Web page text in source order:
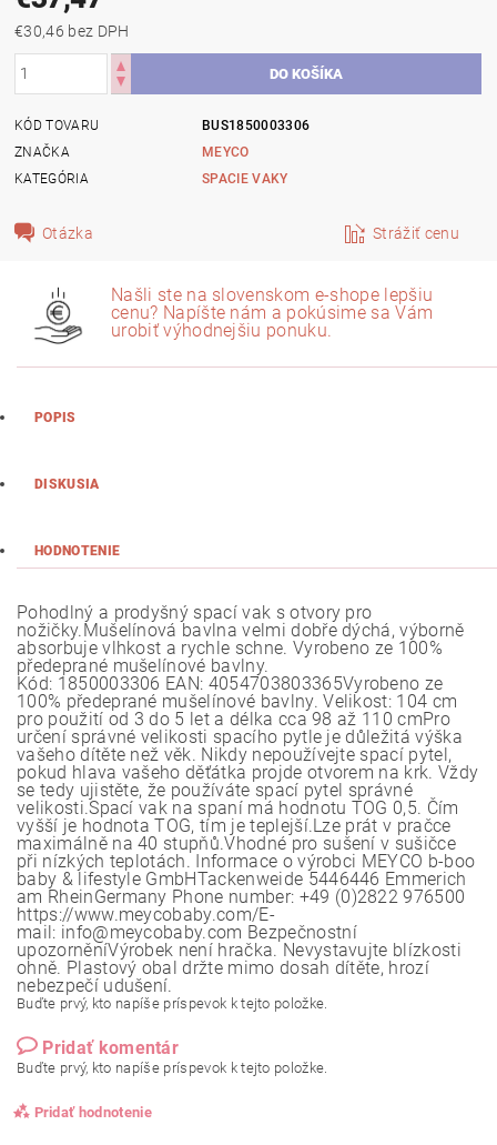
€30,46 bez DPH
KÓD TOVARU
BUS1850003306
ZNAČKA
MEYCO
KATEGÓRIA
SPACIE VAKY
Otázka Strážiť cenu
Našli ste na slovenskom e-shope lepšiu
cenu? Napíšte nám a pokúsime sa Vám
urobiť výhodnejšiu ponuku.
POPIS
DISKUSIA
HODNOTENIE
Pohodlný a prodyšný spací vak s otvory pro
nožičky.Mušelínová bavlna velmi dobře dýchá, výborně
absorbuje vlhkost a rychle schne. Vyrobeno ze 100%
předeprané mušelínové bavlny.
Kód: 1850003306 EAN: 4054703803365Vyrobeno ze
100% předeprané mušelínové bavlny. Velikost: 104 cm
pro použití od 3 do 5 let a délka cca 98 až 110 cmPro
určení správné velikosti spacího pytle je důležitá výška
vašeho dítěte než věk. Nikdy nepoužívejte spací pytel,
pokud hlava vašeho děťátka projde otvorem na krk. Vždy
se tedy ujistěte, že používáte spací pytel správné
velikosti.Spací vak na spaní má hodnotu TOG 0,5. Čím
vyšší je hodnota TOG, tím je teplejší.Lze prát v pračce
maximálně na 40 stupňů.Vhodné pro sušení v sušičce
při nízkých teplotách. Informace o výrobci MEYCO b-boo
baby & lifestyle GmbHTackenweide 5446446 Emmerich
am RheinGermany Phone number: +49 (0)2822 976500
https://www.meycobaby.com/E-
mail: info@meycobaby.com Bezpečnostní
upozorněníVýrobek není hračka. Nevystavujte blízkosti
ohně. Plastový obal držte mimo dosah dítěte, hrozí
nebezpečí udušení.
Buďte prvý, kto napíše príspevok k tejto položke.
Pridať komentár
Buďte prvý, kto napíše príspevok k tejto položke.
Pridať hodnotenie